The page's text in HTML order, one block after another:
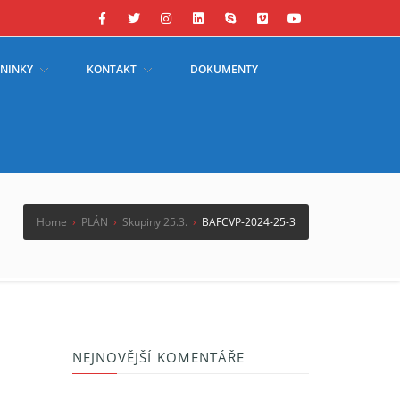
KONTAKT DOKUMENTY
Home › PLÁN › Skupiny 25.3. › BAFCVP-2024-25-3
NEJNOVĚJŠÍ KOMENTÁŘE